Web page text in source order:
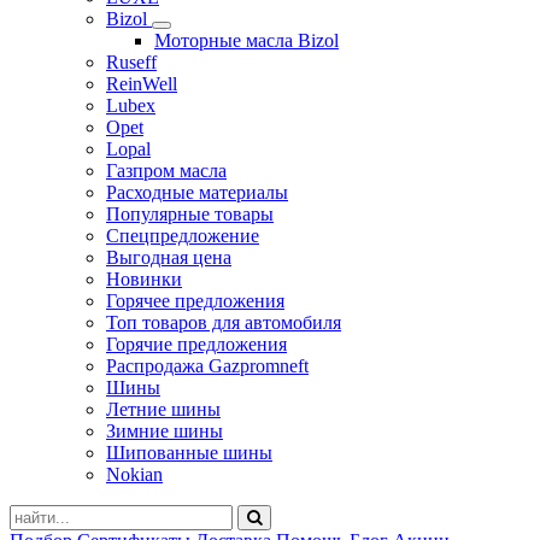
Bizol
Моторные масла Bizol
Ruseff
ReinWell
Lubex
Opet
Lopal
Газпром масла
Расходные материалы
Популярные товары
Спецпредложение
Выгодная цена
Новинки
Горячее предложения
Топ товаров для автомобиля
Горячие предложения
Распродажа Gazpromneft
Шины
Летние шины
Зимние шины
Шипованные шины
Nokian